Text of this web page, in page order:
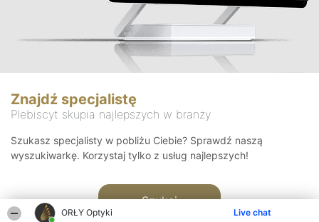
ORŁY Optyki Live chat
Znajdź specjalistę
Plebiscyt skupia najlepszych w branży
Szukasz specjalisty w pobliżu Ciebie? Sprawdź naszą
wyszukiwarkę. Korzystaj tylko z usług najlepszych!
Szukaj